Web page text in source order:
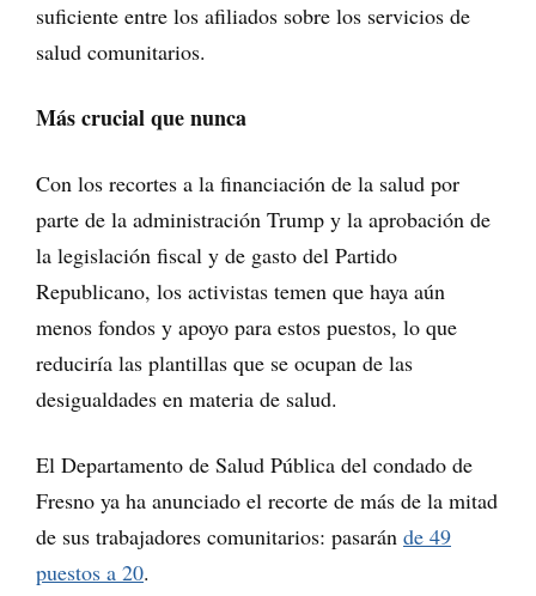
suficiente entre los afiliados sobre los servicios de
salud comunitarios.
Más crucial que nunca
Con los recortes a la financiación de la salud por
parte de la administración Trump y la aprobación de
la legislación fiscal y de gasto del Partido
Republicano, los activistas temen que haya aún
menos fondos y apoyo para estos puestos, lo que
reduciría las plantillas que se ocupan de las
desigualdades en materia de salud.
El Departamento de Salud Pública del condado de
Fresno ya ha anunciado el recorte de más de la mitad
de sus trabajadores comunitarios: pasarán de 49
puestos a 20.